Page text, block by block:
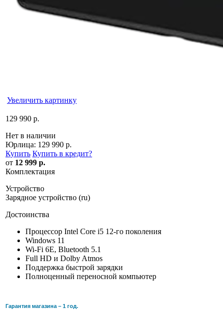
Увеличить картинку
129 990 р.
Нет в наличии
Юрлица: 129 990 р.
Купить Купить в кредит?
от 12 999 р.
Комплектация
Устройство
Зарядное устройство (ru)
Достоинства
Процессор Intel Core i5 12-го поколения
Windows 11
Wi-Fi 6E, Bluetooth 5.1
Full HD и Dolby Atmos
Поддержка быстрой зарядки
Полноценный переносной компьютер
Гарантия магазина – 1 год.